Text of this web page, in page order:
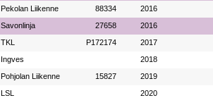
Pekolan Liikenne 88334 2016
Savonlinja 27658 2016
TKL P172174 2017
Ingves 2018
Pohjolan Liikenne 15827 2019
LSL 2020